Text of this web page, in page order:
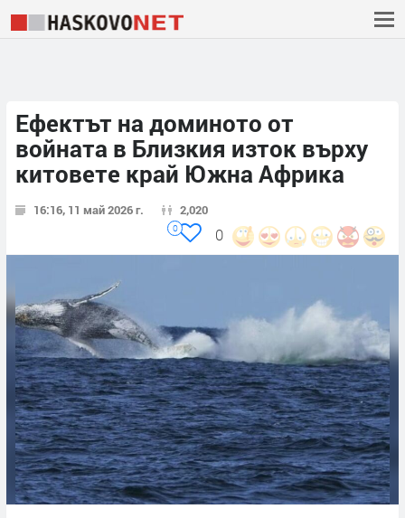
Ефектът на доминото от
войната в Близкия изток върху
китовете край Южна Африка
16:16, 11 май 2026 г. 2,020
0
0